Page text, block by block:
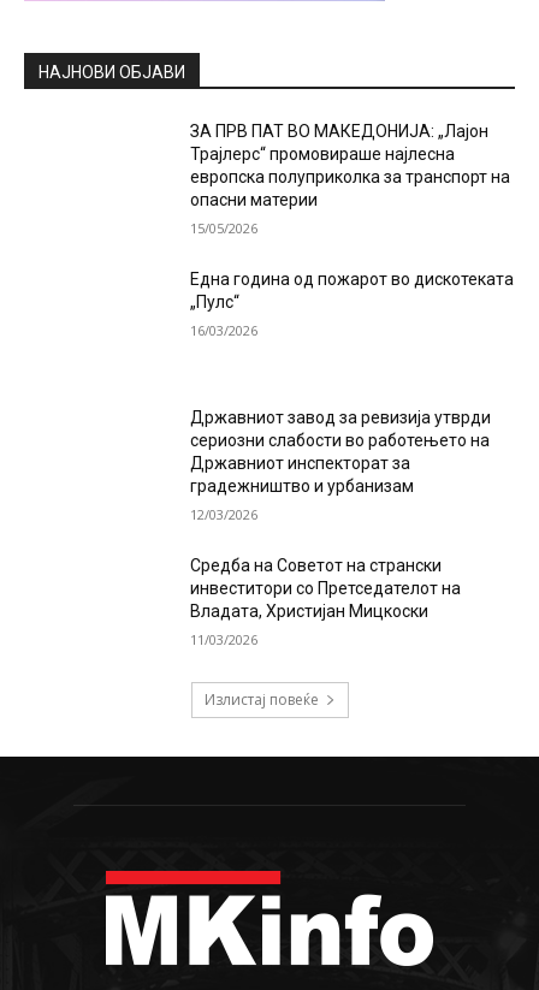
НАЈНОВИ ОБЈАВИ
ЗА ПРВ ПАТ ВО МАКЕДОНИЈА: „Лајон
Трајлерс“ промовираше најлесна
европска полуприколка за транспорт на
опасни материи
15/05/2026
Една година од пожарот во дискотеката
„Пулс“
16/03/2026
Државниот завод за ревизија утврди
сериозни слабости во работењето на
Државниот инспекторат за
градежништво и урбанизам
12/03/2026
Средба на Советот на странски
инвеститори со Претседателот на
Владата, Христијан Мицкоски
11/03/2026
Излистај повеќе